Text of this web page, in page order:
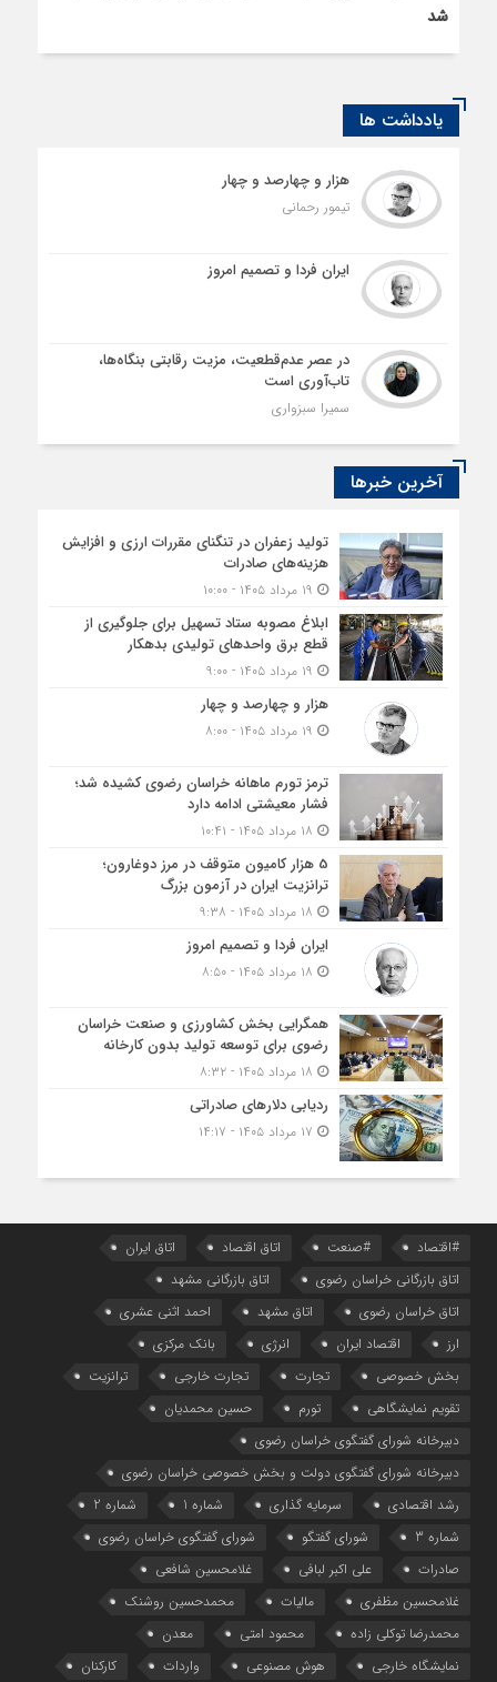
شد
یادداشت ها
هزار و چهارصد و چهار
تیمور رحمانی
ایران فردا و تصمیم امروز
در عصر عدم‌قطعیت، مزیت رقابتی بنگاه‌ها،
تاب‌آوری است
سمیرا سبزواری
آخرین خبرها
تولید زعفران در تنگنای مقررات ارزی و افزایش
هزینه‌های صادرات
ابلاغ مصوبه ستاد تسهیل برای جلوگیری از
قطع برق واحدهای تولیدی بدهکار
هزار و چهارصد و چهار
ترمز تورم ماهانه خراسان رضوی کشیده شد؛
فشار معیشتی ادامه دارد
5 هزار کامیون متوقف در مرز دوغارون؛
ترانزیت ایران در آزمون بزرگ
ایران فردا و تصمیم امروز
همگرایی بخش کشاورزی و صنعت خراسان
رضوی برای توسعه تولید بدون کارخانه
ردیابی دلارهای صادراتی
#اقتصاد #صنعت اتاق اقتصاد
اتاق ایران
اتاق بازرگانی خراسان رضوی
اتاق بازرگانی مشهد
اتاق خراسان رضوی
اتاق مشهد
احمد اثنی عشری
ارز
اقتصاد ایران انرژی
بانک مرکزی
بخش خصوصی
تجارت تجارت خارجی
ترانزیت
تقویم نمایشگاهی
تورم
حسین محمدیان
دبیرخانه شورای گفتگوی خراسان رضوی
دبیرخانه شورای گفتگوی دولت و بخش خصوصی خراسان رضوی
رشد اقتصادی
سرمایه گذاری شماره 1
شماره 2
شماره 3
شورای گفتگو
شورای گفتگوی خراسان رضوی
صادرات
علی اکبر لبافی
غلامحسین شافعی
غلامحسین مظفری
مالیات
محمدحسین روشنک
محمدرضا توکلی زاده
محمود امتی
معدن
نمایشگاه خارجی
هوش مصنوعی واردات کارکنان